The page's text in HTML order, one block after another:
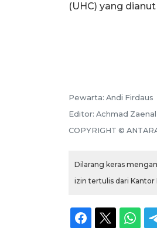
(UHC) yang
Pewarta: Andi Firdaus
Editor: Achmad Zaenal
COPYRIGHT ©
Dilarang keras
izin tertulis dari Kantor